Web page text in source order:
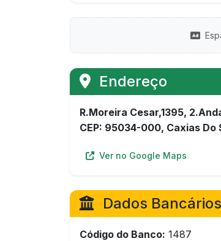
Endereço
R.Moreira Cesar,1395,
CEP: 95034-000, Caxias Do
Ver no Google Maps
Dados Bancários
Código do Banco: 1487